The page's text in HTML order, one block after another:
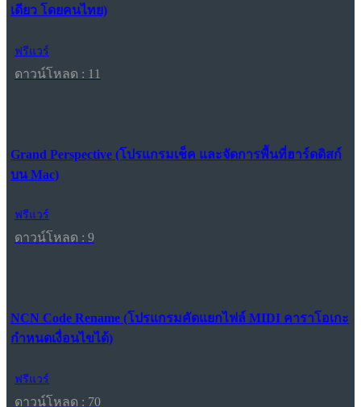
เดียว โดยคนไทย)
ฟรีแวร์
ดาวน์โหลด : 11
Grand Perspective (โปรแกรมเช็ค และจัดการพื้นที่ฮาร์ดดิสก์
บน Mac)
ฟรีแวร์
ดาวน์โหลด : 9
NCN Code Rename (โปรแกรมคัดแยกไฟล์ MIDI คาราโอเกะ
กำหนดเงื่อนไขได้)
ฟรีแวร์
ดาวน์โหลด : 70